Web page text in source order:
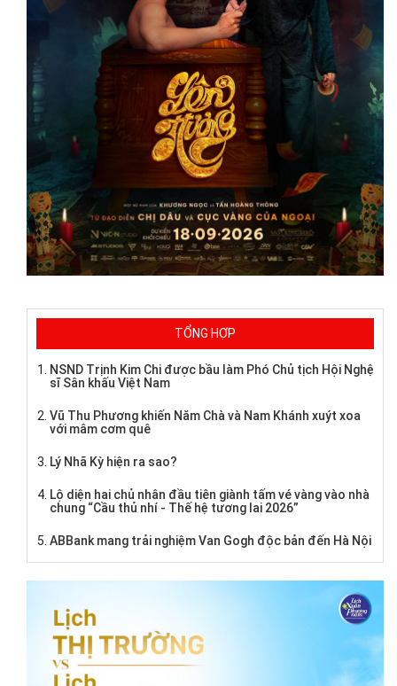
TỔNG HỢP
NSND Trịnh Kim Chi được bầu làm Phó Chủ tịch Hội Nghệ
sĩ Sân khấu Việt Nam
Vũ Thu Phương khiến Năm Chà và Nam Khánh xuýt xoa
với mâm cơm quê
Lý Nhã Kỳ hiện ra sao?
Lộ diện hai chủ nhân đầu tiên giành tấm vé vàng vào nhà
chung “Cầu thủ nhí - Thế hệ tương lai 2026”
ABBank mang trải nghiệm Van Gogh độc bản đến Hà Nội